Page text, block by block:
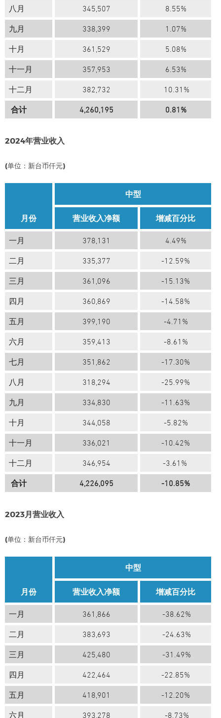
八月 345,507 8.55%
九月 338,399 1.07%
十月 361,529 5.08%
十一月 357,953 6.53%
十二月 382,732 10 .31%
合计 4,260,195 0.81%
2024年营业收入
(单位：新台币仟元)
月份
中型
营业收入净额 增减百分比
一月 378,131 4.49%
二月 335,377 -12.59%
三月 361,096 -15.13%
四月 360,869 -14.58%
五月 399,190 -4.71%
六月 359,413 -8.61%
七月 351,862 -17.30%
八月 318,294 -25.99%
九月 334,83​​0 -11.63%
十月 344,058 -5.82%
十一月 336,021 -10.42%
十二月 346,954 -3.61%
合计 4,226,095 -10.85%
2023月营业收入
(单位：新台币仟元)
月份
中型
营业收入净额 增减百分比
一月 361,866 -38.62%
二月 383,693 -24.63%
三月 425,480 -31.49%
四月 422,464 -22.85%
五月 418,901 -12.20%
六月 393,278 -8.73%